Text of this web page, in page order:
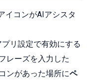
イコンがAIアシスタ
リ設定で有効にする
レーズを入力した
ンがあった場所にペ